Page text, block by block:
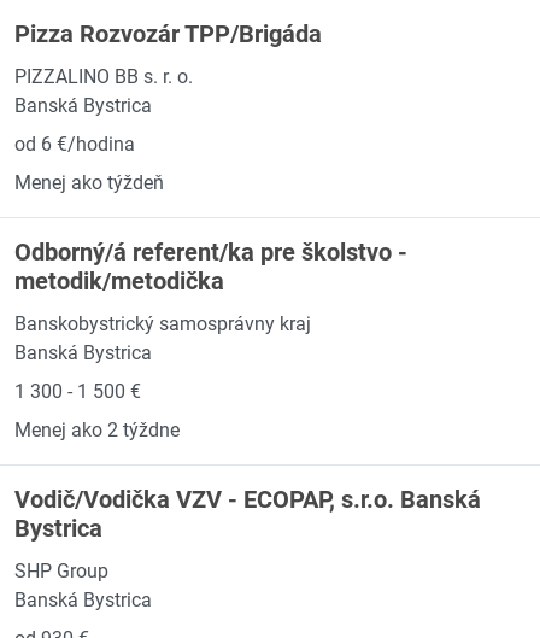
Pizza Rozvozár TPP/Brigáda
PIZZALINO BB s. r. o.
Banská Bystrica
od 6 €/hodina
Menej ako týždeň
Odborný/á referent/ka pre školstvo -
metodik/metodička
Banskobystrický samosprávny kraj
Banská Bystrica
1 300 - 1 500 €
Menej ako 2 týždne
Vodič/Vodička VZV - ECOPAP, s.r.o. Banská
Bystrica
SHP Group
Banská Bystrica